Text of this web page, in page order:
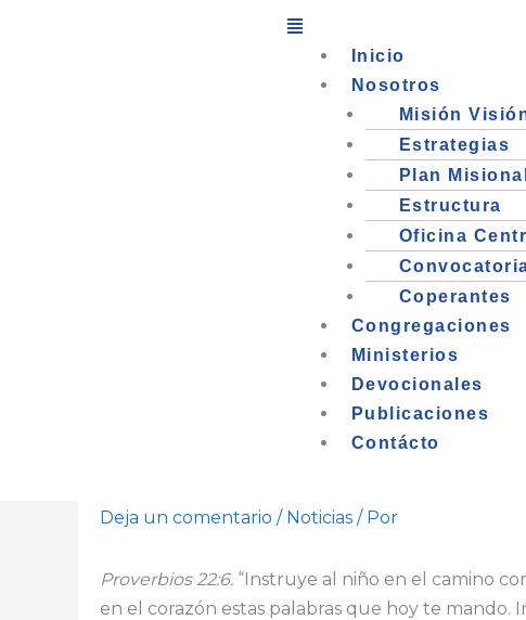
Menú
Inicio
Nosotros
Misión
Estrategias
Plan Misional
Estructura
Oficina
Coperantes
Congregaciones
Ministerios
Devocionales
Publicaciones
Contácto
Deja un comentario / Noticias / Por
Proverbios 22:6. “Instruye al niño en el camino
en el corazón estas palabras que hoy te mando.